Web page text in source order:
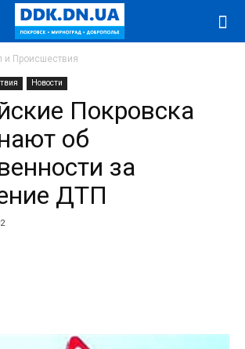
и Происшествия
Новости
Покровска
об
за
ДТП